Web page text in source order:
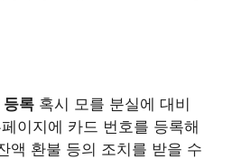
등록 혹시 모를 분실에 대비
이지에 카드 번호를 등록해
액 환불 등의 조치를 받을 수